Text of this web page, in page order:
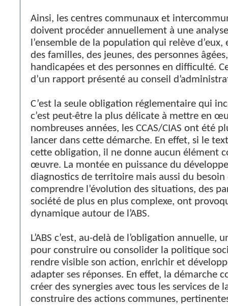
Ainsi, les centres communaux et
doivent procéder annuellement à une
l’ensemble de la population qui relève
des familles, des jeunes, des personnes
handicapées et des personnes en difficulté.
d’un rapport présenté au conseil
C’est la seule obligation réglementaire qui
c’est peut-être la plus délicate à mettre en
nombreuses années, les CCAS/CIAS ont été
lancer dans cette démarche. En effet, si le
cette obligation, il ne donne aucun élément
œuvre. La montée en puissance du
diagnostics de territoire mais aussi du besoin
comprendre l’évolution des situations, des
société de plus en plus complexe, ont
dynamique autour de l’ABS.
L’ABS c’est, au-delà de l’obligation
pour construire ou consolider la politique
rendre visible son action, enrichir et
adapter ses réponses. En effet, la démarche
créer des synergies avec tous les services de
construire des actions communes,